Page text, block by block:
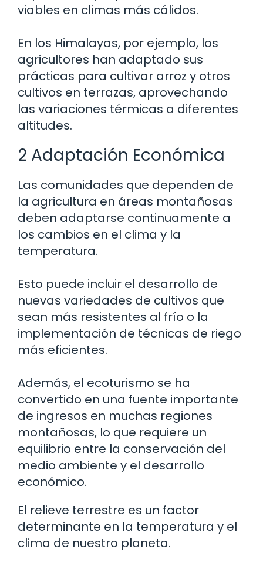
viables en climas más cálidos.
En los Himalayas, por ejemplo, los
agricultores han adaptado sus
prácticas para cultivar arroz y otros
cultivos en terrazas, aprovechando
las variaciones térmicas a diferentes
altitudes.
2 Adaptación Económica
Las comunidades que dependen de
la agricultura en áreas montañosas
deben adaptarse continuamente a
los cambios en el clima y la
temperatura.
Esto puede incluir el desarrollo de
nuevas variedades de cultivos que
sean más resistentes al frío o la
implementación de técnicas de riego
más eficientes.
Además, el ecoturismo se ha
convertido en una fuente importante
de ingresos en muchas regiones
montañosas, lo que requiere un
equilibrio entre la conservación del
medio ambiente y el desarrollo
económico.
El relieve terrestre es un factor
determinante en la temperatura y el
clima de nuestro planeta.